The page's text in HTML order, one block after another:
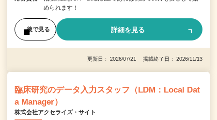
められます！
後で見る 詳細を見る
更新日： 2026/07/21 掲載終了日： 2026/11/13
臨床研究のデータ入力スタッフ（LDM：Local Dat
a Manager）
株式会社アクセライズ・サイト